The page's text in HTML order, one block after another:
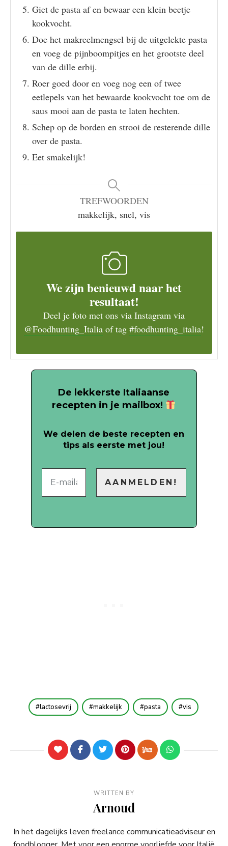
Giet de pasta af en bewaar een klein beetje
kookvocht.
Doe het makreelmengsel bij de uitgelekte pasta
en voeg de pijnboompitjes en het grootste deel
van de dille erbij.
Roer goed door en voeg nog een of twee
eetlepels van het bewaarde kookvocht toe om de
saus mooi aan de pasta te laten hechten.
Schep op de borden en strooi de resterende dille
over de pasta.
Eet smakelijk!
TREFWOORDEN
makkelijk, snel, vis
We zijn benieuwd naar het
resultaat!
Deel je foto met ons via Instagram via
@Foodhunting_Italia of tag #foodhunting_italia!
De lekkerste Italiaanse
recepten in je mailbox!
We delen de beste recepten en
tips als eerste met jou!
lactosevrij makkelijk pasta vis
WRITTEN BY
Arnoud
In het dagelijks leven freelance communicatieadviseur en